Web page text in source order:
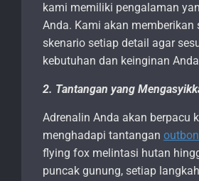
kami memiliki pengalaman
Anda. Kami akan memberikan
skenario setiap detail agar
kebutuhan dan keinginan
2. Tantangan yang
Adrenalin Anda akan berpacu
menghadapi tantangan
flying fox melintasi hutan
puncak gunung, setiap